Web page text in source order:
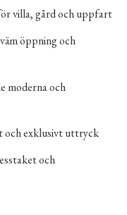
villa, gård och uppfart
öppning och
moderna och
och exklusivt uttryck
och